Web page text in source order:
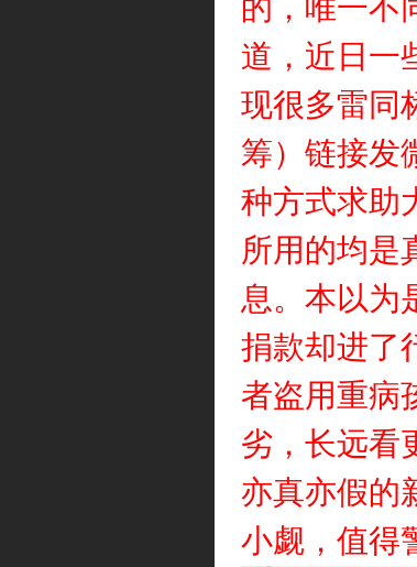
的，唯一不
道，近日一
现很多雷同
筹）链接发
种方式求助
所用的均是
息。本以为
捐款却进了
者盗用重病
劣，长远看
亦真亦假的
小觑，值得